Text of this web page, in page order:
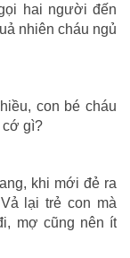
hai người đến
nhiên cháu ngủ
con bé cháu
cớ gì?
khi mới đẻ ra
lại trẻ con mà
mợ cũng nên ít